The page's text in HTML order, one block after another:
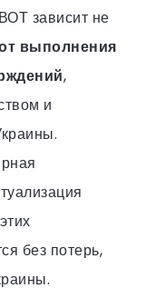
зависит не
выполнения
,
и
без потерь,